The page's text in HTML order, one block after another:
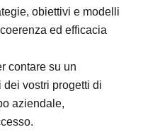
obiettivi e modelli
ed efficacia
contare su un
dei vostri progetti di
aziendale,